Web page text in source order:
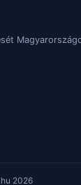
2026